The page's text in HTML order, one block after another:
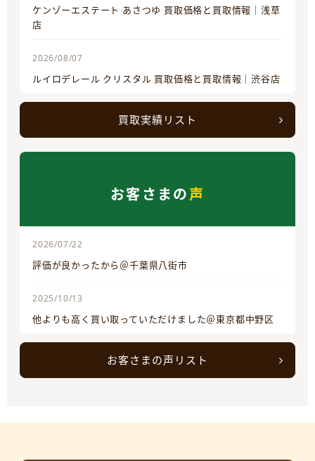
ケンゾーエステート あさつゆ 買取価格と買取情報｜浅草
店
2026/08/07
ルイロデレール クリスタル 買取価格と買取情報｜渋谷店
買取実績リスト
お客さまの声
2026/07/22
評価が良かったから＠千葉県八街市
2025/10/13
他よりも高く買い取っていただけました＠東京都中野区
お客さまの声リスト